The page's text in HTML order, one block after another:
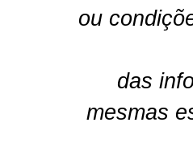
ou
das
mesmas